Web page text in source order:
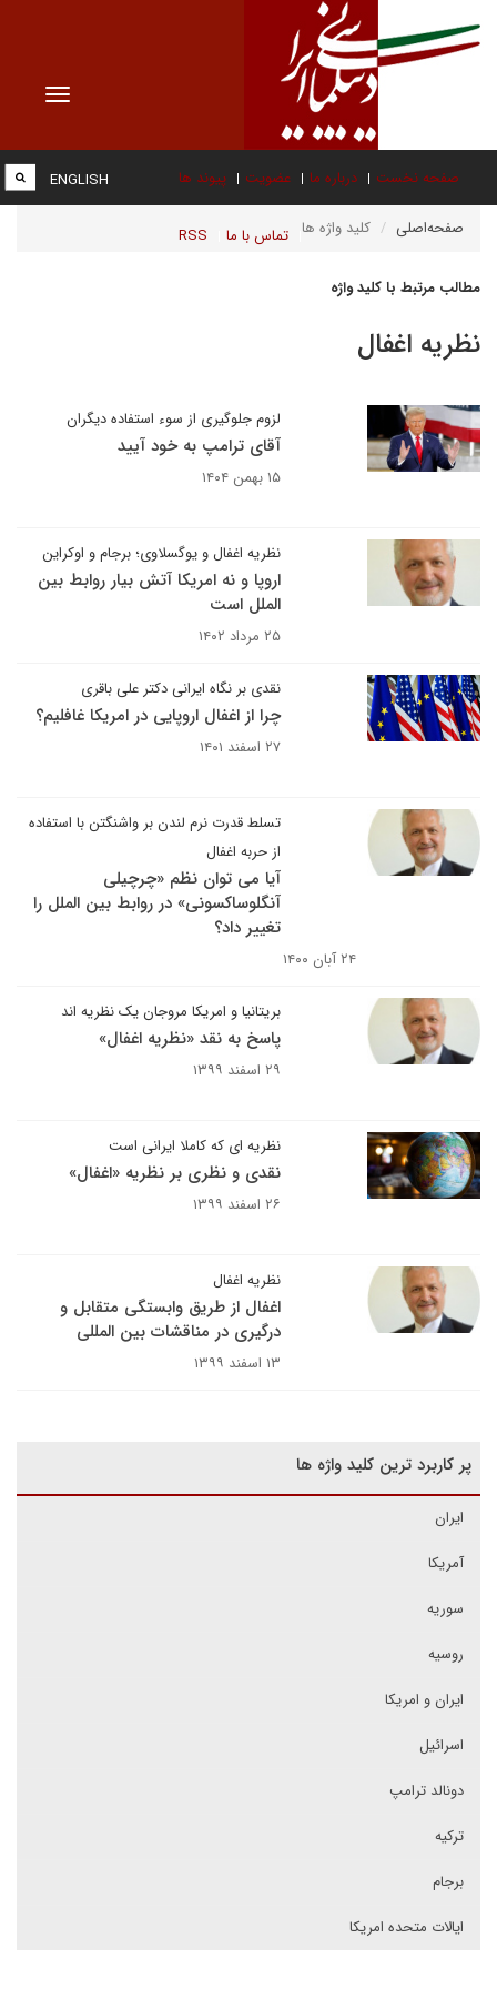
Toggle
صفحه نخست درباره ما عضویت پیوند ها
تماس با ما RSS
ENGLISH
صفحه‌اصلی کلید واژه ها
مطالب مرتبط با کلید واژه
نظریه اغفال
لزوم جلوگیری از سوء استفاده دیگران
آقای ترامپ به خود آیید
۱۵ بهمن ۱۴۰۴
نظریه اغفال و یوگسلاوی؛ برجام و اوکراین
اروپا و نه امریکا آتش بیار روابط بین
الملل است
۲۵ مرداد ۱۴۰۲
نقدی بر نگاه ایرانی دکتر علی باقری
چرا از اغفال اروپایی در امریکا غافلیم؟
۲۷ اسفند ۱۴۰۱
تسلط قدرت نرم لندن بر واشنگتن با استفاده
از حربه اغفال
آیا می توان نظم «چرچیلی
آنگلوساکسونی» در روابط بین الملل را
تغییر داد؟
۲۴ آبان ۱۴۰۰
بریتانیا و امریکا مروجان یک نظریه اند
پاسخ به نقد «نظریه اغفال»
۲۹ اسفند ۱۳۹۹
نظریه ای که کاملا ایرانی است
نقدی و نظری بر نظریه «اغفال»
۲۶ اسفند ۱۳۹۹
نظریه اغفال
اغفال از طریق وابستگی متقابل و
درگیری در مناقشات بین المللی
۱۳ اسفند ۱۳۹۹
پر کاربرد ترین کلید واژه ها
ایران
آمریکا
سوریه
روسیه
ایران و امریکا
اسرائیل
دونالد ترامپ
ترکیه
برجام
ایالات متحده امریکا